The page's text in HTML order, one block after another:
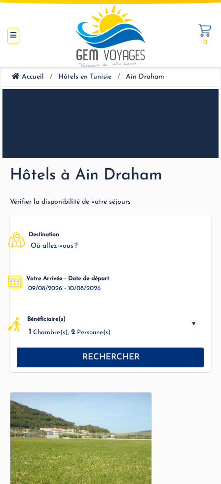
0
Accueil Hôtels en Tunisie Ain Draham
Hôtels à Ain Draham
Vérifier la disponibilité de votre séjours
Destination
Où allez-vous ?
Votre Arrivée - Date de départ
09/08/2026 - 10/08/2026
Bénéficiaire(s)
1 Chambre(s), 2 Personne(s)
RECHERCHER